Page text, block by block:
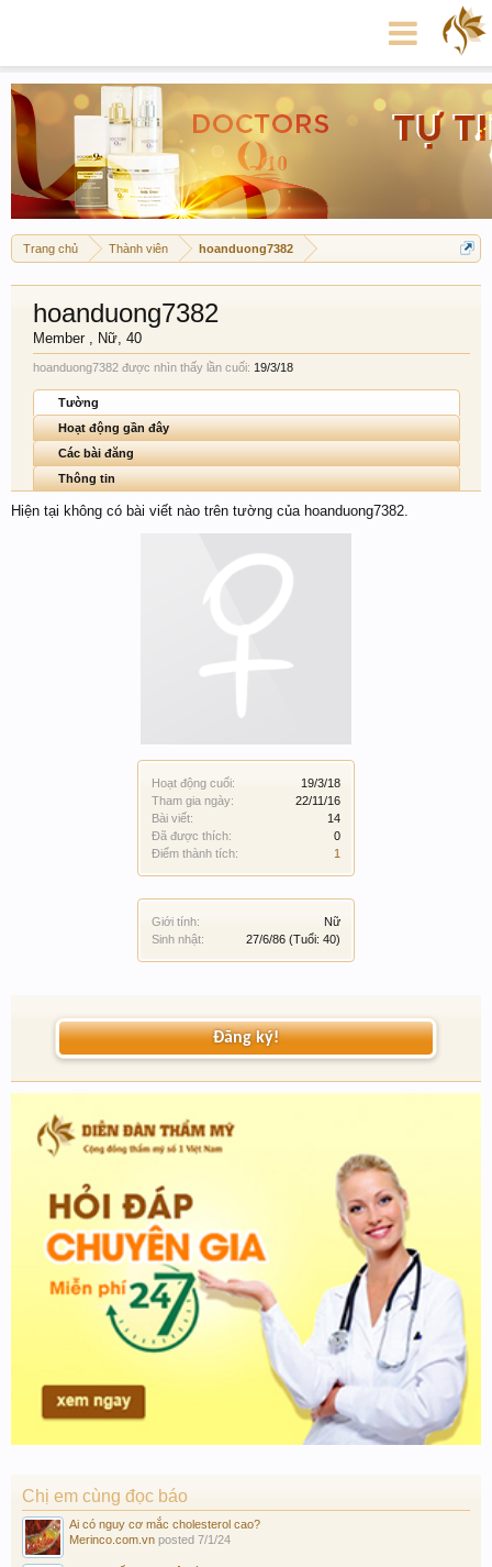
Trang chủ Thành viên hoanduong7382
Hoạt động cuối:
19/3/18
Tham gia ngày:
22/11/16
Bài viết:
14
Đã được thích:
0
Điểm thành tích:
1
Giới tính:
Nữ
Sinh nhật:
27/6/86 (Tuổi: 40)
hoanduong7382
Member , Nữ, 40
hoanduong7382 được nhìn thấy lần cuối: 19/3/18
Tường
Hoạt động gần đây
Các bài đăng
Thông tin
Hiện tại không có bài viết nào trên tường của hoanduong7382.
Đăng ký!
Chị em cùng đọc báo
Ai có nguy cơ mắc cholesterol cao?
Merinco.com.vn posted 7/1/24